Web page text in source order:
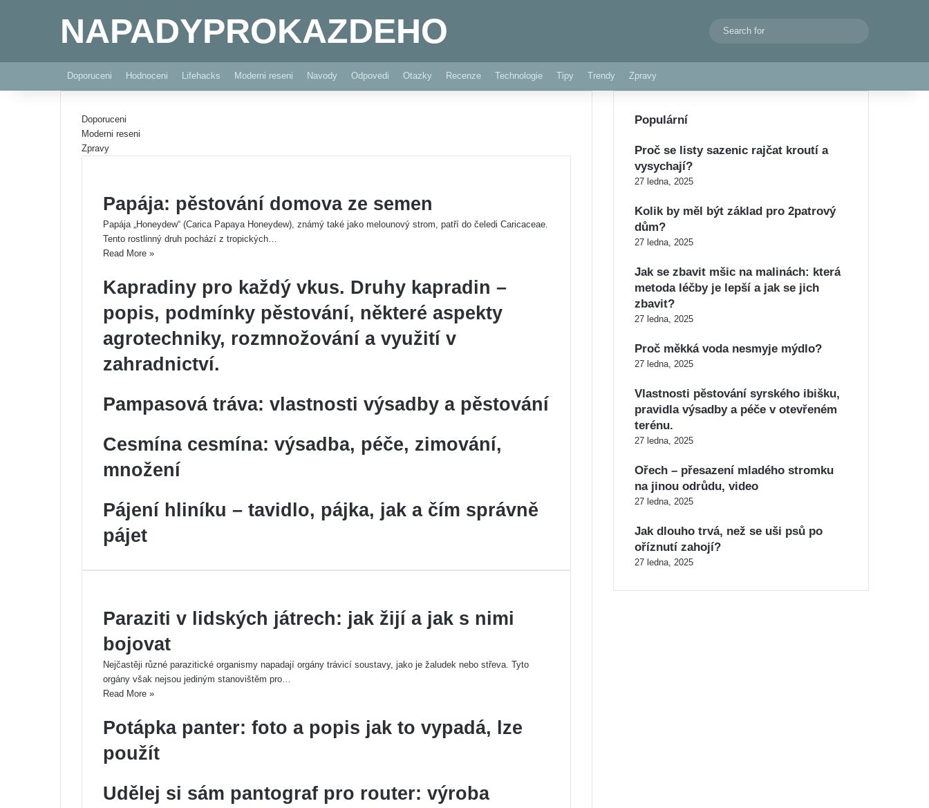
NAPADYPROKAZDEHO Switch skin
Doporuceni Hodnoceni Lifehacks Moderni reseni Navody Odpovedi Otazky Recenze Technologie Tipy Trendy Zpravy
Doporuceni
Moderni reseni
Zpravy
Papája: pěstování domova ze semen
Papája „Honeydew“ (Carica Papaya Honeydew), známý také jako melounový strom, patří do čeledi Caricaceae.
Tento rostlinný druh pochází z tropických…
Read More »
Kapradiny pro každý vkus. Druhy kapradin –
popis, podmínky pěstování, některé aspekty
agrotechniky, rozmnožování a využití v
zahradnictví.
Pampasová tráva: vlastnosti výsadby a pěstování
Cesmína cesmína: výsadba, péče, zimování,
množení
Pájení hliníku – tavidlo, pájka, jak a čím správně
pájet
Paraziti v lidských játrech: jak žijí a jak s nimi
bojovat
Nejčastěji různé parazitické organismy napadají orgány trávicí soustavy, jako je žaludek nebo střeva. Tyto
orgány však nejsou jediným stanovištěm pro…
Read More »
Potápka panter: foto a popis jak to vypadá, lze
použít
Udělej si sám pantograf pro router: výroba
Populární
Proč se listy sazenic rajčat kroutí a
vysychají?
27 ledna, 2025
Kolik by měl být základ pro 2patrový
dům?
27 ledna, 2025
Jak se zbavit mšic na malinách: která
metoda léčby je lepší a jak se jich
zbavit?
27 ledna, 2025
Proč měkká voda nesmyje mýdlo?
27 ledna, 2025
Vlastnosti pěstování syrského ibišku,
pravidla výsadby a péče v otevřeném
terénu.
27 ledna, 2025
Ořech – přesazení mladého stromku
na jinou odrůdu, video
27 ledna, 2025
Jak dlouho trvá, než se uši psů po
oříznutí zahojí?
27 ledna, 2025